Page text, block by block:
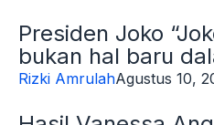
Presiden Joko
bukan hal baru
Rizki AmrulahAgustus 10,